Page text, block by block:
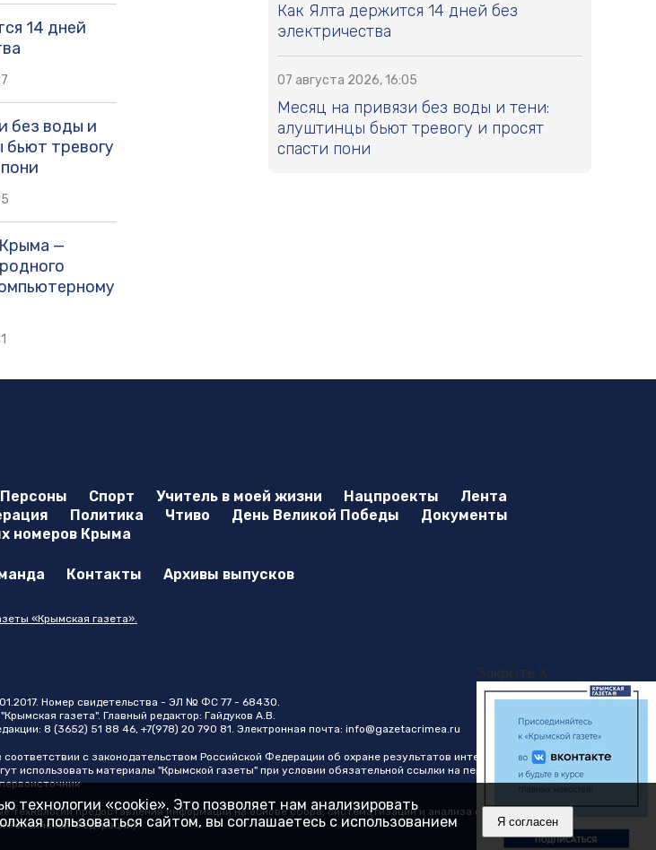
14 дней
без воды и
тревогу
—
Как Ялта держится 14 дней без
электричества
07 августа 2026, 16:05
Месяц на привязи без воды и тени:
алуштинцы бьют тревогу и просят
спасти пони
Закрыть X
Персоны Спорт Учитель в моей жизни Нацпроекты
Лента
Политика Чтиво День Великой Победы
Документы
номеров Крыма
Контакты Архивы выпусков
«Крымская газета».
Номер свидетельства - ЭЛ № ФС 77 - 68430.
газета". Главный редактор: Гайдуков А.В.
8 (3652) 51 88 46, +7(978) 20 790 81. Электронная почта: info@gazetacrimea.ru
соответствии с законодательством Российской Федерации об охране результатов интеллектуальной
использовать материалы "Крымской газеты" при условии обязательной ссылки на первоисточник в виде
предоставления информации на основе сбора, систематизации и анализа сведений,
Российской Федерации)
технологии «cookie». Это позволяет нам анализировать
пользоваться сайтом, вы соглашаетесь с использованием
Я согласен